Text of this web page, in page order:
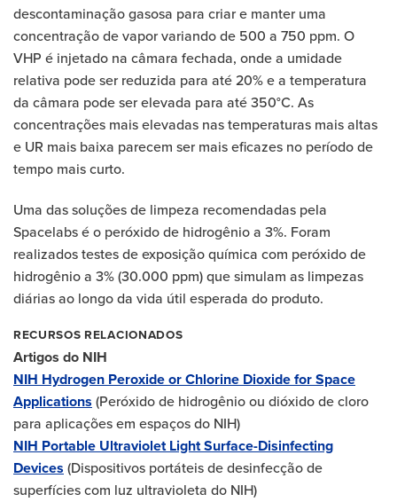
descontaminação gasosa para criar e manter uma
concentração de vapor variando de 500 a 750 ppm. O
VHP é injetado na câmara fechada, onde a umidade
relativa pode ser reduzida para até 20% e a temperatura
da câmara pode ser elevada para até 350°C. As
concentrações mais elevadas nas temperaturas mais altas
e UR mais baixa parecem ser mais eficazes no período de
tempo mais curto.
Uma das soluções de limpeza recomendadas pela
Spacelabs é o peróxido de hidrogênio a 3%. Foram
realizados testes de exposição química com peróxido de
hidrogênio a 3% (30.000 ppm) que simulam as limpezas
diárias ao longo da vida útil esperada do produto.
RECURSOS RELACIONADOS
Artigos do NIH
NIH Hydrogen Peroxide or Chlorine Dioxide for Space
Applications (Peróxido de hidrogênio ou dióxido de cloro
para aplicações em espaços do NIH)
NIH Portable Ultraviolet Light Surface-Disinfecting
Devices (Dispositivos portáteis de desinfecção de
superfícies com luz ultravioleta do NIH)